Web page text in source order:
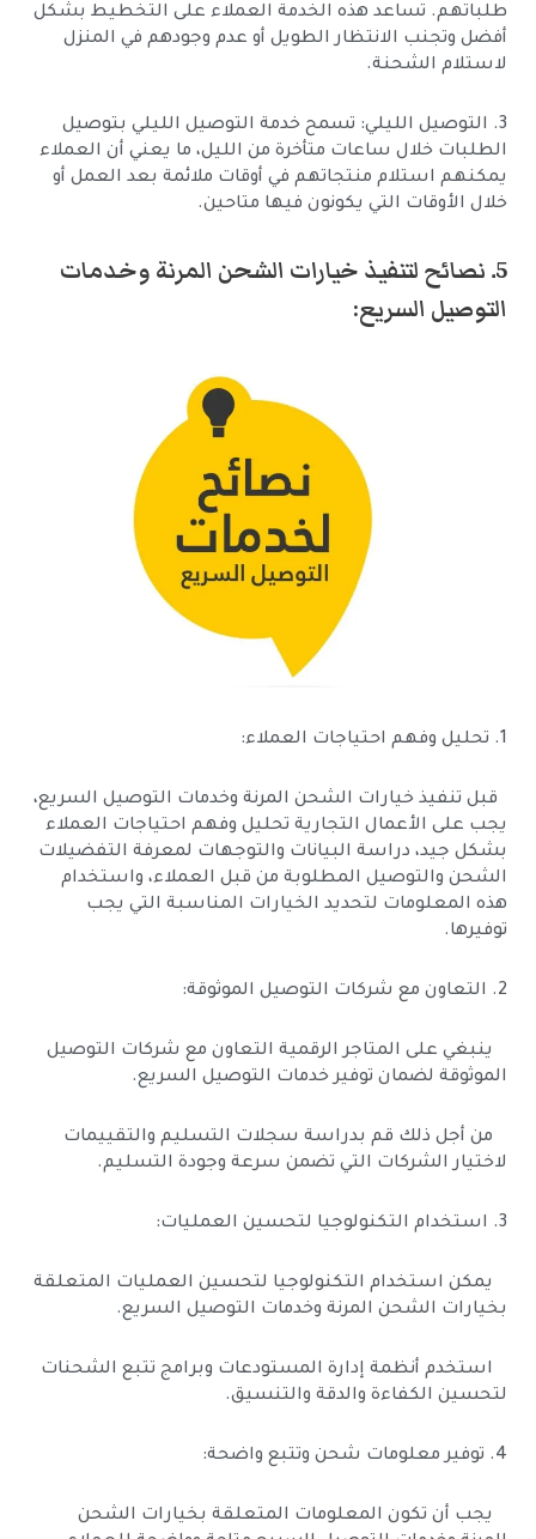
طلباتهم. تساعد هذه الخدمة العملاء على التخطيط بشكل
أفضل وتجنب الانتظار الطويل أو عدم وجودهم في المنزل
لاستلام الشحنة.
3. التوصيل الليلي: تسمح خدمة التوصيل الليلي بتوصيل
الطلبات خلال ساعات متأخرة من الليل، ما يعني أن العملاء
يمكنهم استلام منتجاتهم في أوقات ملائمة بعد العمل أو
خلال الأوقات التي يكونون فيها متاحين.
5. نصائح لتنفيذ خيارات الشحن المرنة وخدمات
التوصيل السريع:
1. تحليل وفهم احتياجات العملاء:
قبل تنفيذ خيارات الشحن المرنة وخدمات التوصيل السريع،
يجب على الأعمال التجارية تحليل وفهم احتياجات العملاء
بشكل جيد، دراسة البيانات والتوجهات لمعرفة التفضيلات
الشحن والتوصيل المطلوبة من قبل العملاء، واستخدام
هذه المعلومات لتحديد الخيارات المناسبة التي يجب
توفيرها.
2. التعاون مع شركات التوصيل الموثوقة:
ينبغي على المتاجر الرقمية التعاون مع شركات التوصيل
الموثوقة لضمان توفير خدمات التوصيل السريع.
من أجل ذلك قم بدراسة سجلات التسليم والتقييمات
لاختيار الشركات التي تضمن سرعة وجودة التسليم.
3. استخدام التكنولوجيا لتحسين العمليات:
يمكن استخدام التكنولوجيا لتحسين العمليات المتعلقة
بخيارات الشحن المرنة وخدمات التوصيل السريع.
استخدم أنظمة إدارة المستودعات وبرامج تتبع الشحنات
لتحسين الكفاءة والدقة والتنسيق.
4. توفير معلومات شحن وتتبع واضحة:
يجب أن تكون المعلومات المتعلقة بخيارات الشحن